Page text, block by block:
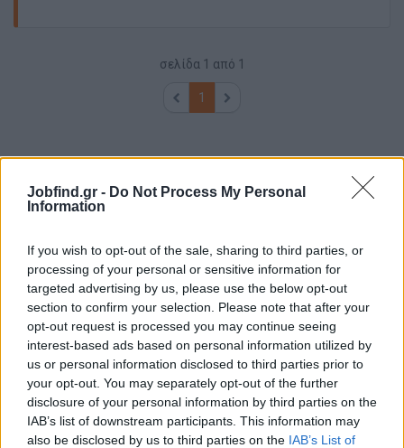
Jobfind.gr - Do Not Process My Personal
Information
If you wish to opt-out of the sale, sharing to third parties, or
processing of your personal or sensitive information for
targeted advertising by us, please use the below opt-out
section to confirm your selection. Please note that after your
opt-out request is processed you may continue seeing
interest-based ads based on personal information utilized by
us or personal information disclosed to third parties prior to
your opt-out. You may separately opt-out of the further
disclosure of your personal information by third parties on the
IAB’s list of downstream participants. This information may
also be disclosed by us to third parties on the IAB’s List of
σελίδα 1 από 1
1
Θέσεις εργασίας